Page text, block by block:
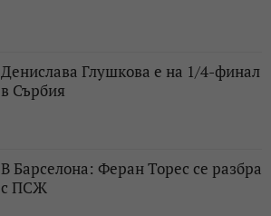
Денислава Глушкова е на 1/4-финал
в Сърбия
В Барселона: Феран Торес се разбра
с ПСЖ